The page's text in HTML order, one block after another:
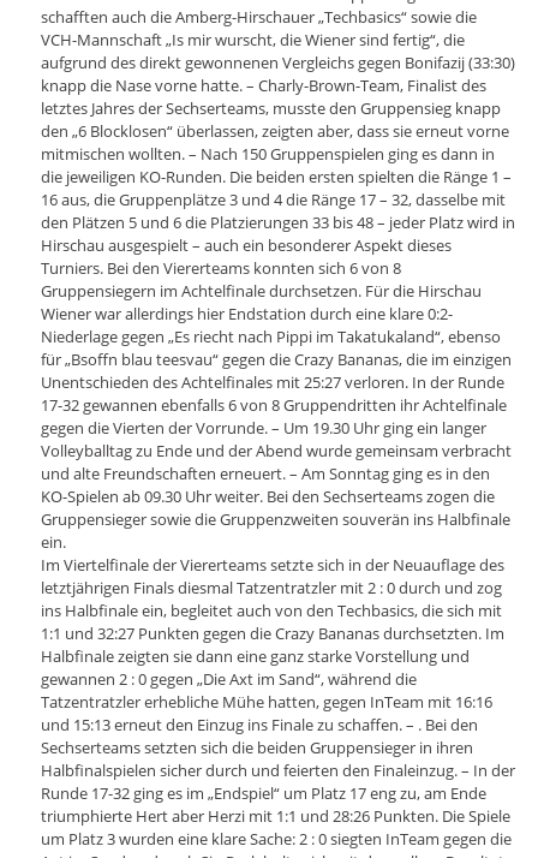
schafften auch die Amberg-Hirschauer „Techbasics“ sowie die
VCH-Mannschaft „Is mir wurscht, die Wiener sind fertig“, die
aufgrund des direkt gewonnenen Vergleichs gegen Bonifazij (33:30)
knapp die Nase vorne hatte. – Charly-Brown-Team, Finalist des
letztes Jahres der Sechserteams, musste den Gruppensieg knapp
den „6 Blocklosen“ überlassen, zeigten aber, dass sie erneut vorne
mitmischen wollten. – Nach 150 Gruppenspielen ging es dann in
die jeweiligen KO-Runden. Die beiden ersten spielten die Ränge 1 –
16 aus, die Gruppenplätze 3 und 4 die Ränge 17 – 32, dasselbe mit
den Plätzen 5 und 6 die Platzierungen 33 bis 48 – jeder Platz wird in
Hirschau ausgespielt – auch ein besonderer Aspekt dieses
Turniers. Bei den Viererteams konnten sich 6 von 8
Gruppensiegern im Achtelfinale durchsetzen. Für die Hirschau
Wiener war allerdings hier Endstation durch eine klare 0:2-
Niederlage gegen „Es riecht nach Pippi im Takatukaland“, ebenso
für „Bsoffn blau teesvau“ gegen die Crazy Bananas, die im einzigen
Unentschieden des Achtelfinales mit 25:27 verloren. In der Runde
17-32 gewannen ebenfalls 6 von 8 Gruppendritten ihr Achtelfinale
gegen die Vierten der Vorrunde. – Um 19.30 Uhr ging ein langer
Volleyballtag zu Ende und der Abend wurde gemeinsam verbracht
und alte Freundschaften erneuert. – Am Sonntag ging es in den
KO-Spielen ab 09.30 Uhr weiter. Bei den Sechserteams zogen die
Gruppensieger sowie die Gruppenzweiten souverän ins Halbfinale
ein.
Im Viertelfinale der Viererteams setzte sich in der Neuauflage des
letztjährigen Finals diesmal Tatzentratzler mit 2 : 0 durch und zog
ins Halbfinale ein, begleitet auch von den Techbasics, die sich mit
1:1 und 32:27 Punkten gegen die Crazy Bananas durchsetzten. Im
Halbfinale zeigten sie dann eine ganz starke Vorstellung und
gewannen 2 : 0 gegen „Die Axt im Sand“, während die
Tatzentratzler erhebliche Mühe hatten, gegen InTeam mit 16:16
und 15:13 erneut den Einzug ins Finale zu schaffen. – . Bei den
Sechserteams setzten sich die beiden Gruppensieger in ihren
Halbfinalspielen sicher durch und feierten den Finaleinzug. – In der
Runde 17-32 ging es im „Endspiel“ um Platz 17 eng zu, am Ende
triumphierte Hert aber Herzi mit 1:1 und 28:26 Punkten. Die Spiele
um Platz 3 wurden eine klare Sache: 2 : 0 siegten InTeam gegen die